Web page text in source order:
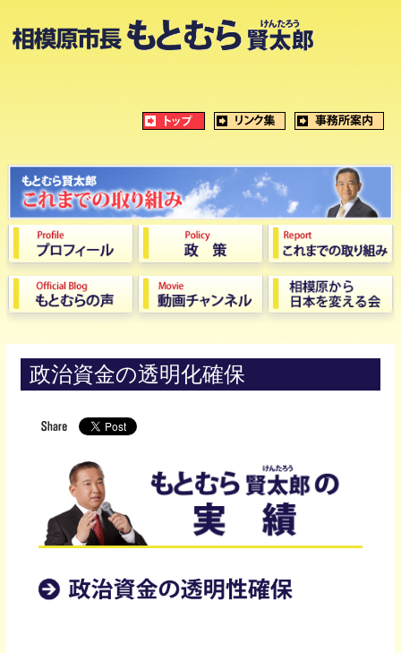
政治資金の透明化確保